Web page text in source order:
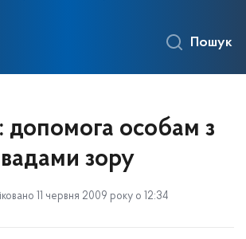
Пошук
допомога особам з
вадами зору
11 червня 2009 року о 12:34